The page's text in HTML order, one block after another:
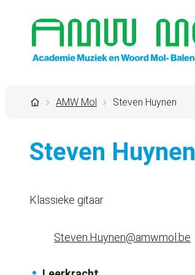
Naar inhoud
Academie Muziek en Woord Mol
Startpagina
AMW Mol Steven Huynen
Steven Huynen
Klassieke gitaar
E-mailSteven.Huynen@amwmol.be